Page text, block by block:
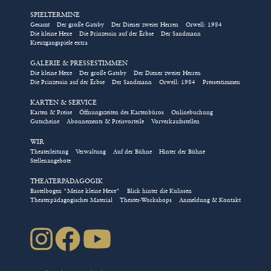
Eintrittskarten für Gruppen
und Schulklassen, Tickets für
Rollstuhlplätze, die Kombi-
Karte für das Kindertheater
und das Nimm-2-Abo für die
Abendstücke im Kreuzgang
können ausschließlich über
das Kulturbüro direkt
gebucht werden!
/// Bestellung direkt über das Kulturbüro
Natürlich können Sie auch über
karten(at)kreuzgangspiele.deoder die Telefonnummer
Das Kartenbüro wählt für Sie die besten freien Plätze in
der gewählten Kategorie und sendet Ihnen die
SPIELTERMINE
Gesamt Der große Gatsby Der Diener zweier Herren
Orwell: 1984
Die kleine Hexe
Die Prinzessin auf der Erbse
Der Sandmann
Kreuzgangspiele extra
GALERIE & PRESSESTIMMEN
Die kleine Hexe Der große Gatsby
Der Diener zweier Herren
Die Prinzessin auf der Erbse
Der Sandmann Orwell: 1984 Pressestimmen
KARTEN & SERVICE
Karten & Preise Öffnungszeiten des Kartenbüros
Onlinebuchung
Gutscheine
Abonnements & Preisvorteile Vorverkaufsstellen
WIR
Theaterleitung Verwaltung Auf der Bühne
Hinter der Bühne
Stellenangebote
THEATERPÄDAGOGIK
Bastelbogen "Meine kleine Hexe"
Blick hinter die Kulissen
Theaterpädagogisches Material
Theater-Workshops Anmeldung & Kontakt